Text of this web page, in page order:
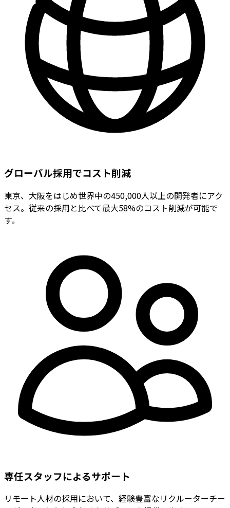
グローバル採用でコスト削減
東京、大阪をはじめ世界中の450,000人以上の開発者にアク
セス。従来の採用と比べて最大58%のコスト削減が可能で
す。
専任スタッフによるサポート
リモート人材の採用において、経験豊富なリクルーターチー